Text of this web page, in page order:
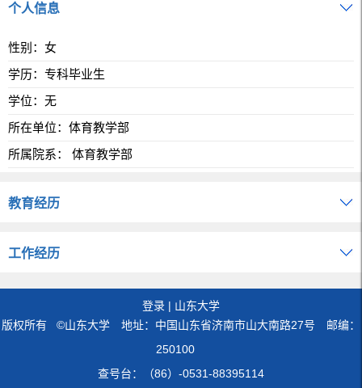
个人信息
性别：女
学历：专科毕业生
学位：无
所在单位：体育教学部
所属院系： 体育教学部
教育经历
工作经历
登录 | 山东大学
版权所有 ©山东大学 地址：中国山东省济南市山大南路27号 邮编：
250100
查号台：（86）-0531-88395114